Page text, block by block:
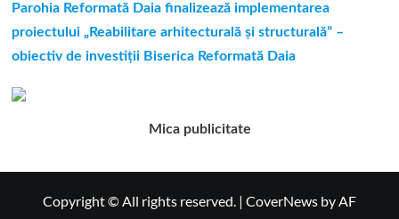
Parohia Reformată Daia finalizează implementarea
proiectului „Reabilitare arhitecturală și structurală” –
obiectiv de investiții Biserica Reformată Daia
Mica publicitate
Copyright © All rights reserved. | CoverNews by AF